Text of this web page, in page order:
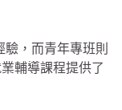
，而青年專班則
輔導課程提供了